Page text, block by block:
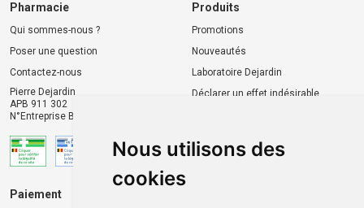
Nous utilisons des
cookies
Pharmacie
Qui sommes-nous ?
Poser une question
Contactez-nous
Pierre Dejardin
APB 911 302
N°Entreprise BE0446.901.764
Produits
Promotions
Nouveautés
Laboratoire Dejardin
Déclarer un effet indésirable
Paiement